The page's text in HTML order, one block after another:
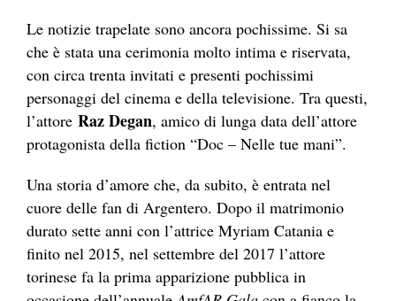
Le notizie trapelate sono ancora pochissime. Si sa
che è stata una cerimonia molto intima e riservata,
con circa trenta invitati e presenti pochissimi
personaggi del cinema e della televisione. Tra questi,
l’attore Raz Degan, amico di lunga data dell’attore
protagonista della fiction “Doc – Nelle tue mani”.
Una storia d’amore che, da subito, è entrata nel
cuore delle fan di Argentero. Dopo il matrimonio
durato sette anni con l’attrice Myriam Catania e
finito nel 2015, nel settembre del 2017 l’attore
torinese fa la prima apparizione pubblica in